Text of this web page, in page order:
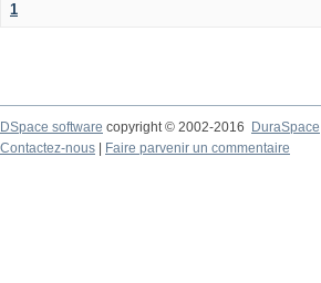
1
DSpace software copyright © 2002-2016
DuraSpace
Contactez-nous
Faire parvenir un commentaire